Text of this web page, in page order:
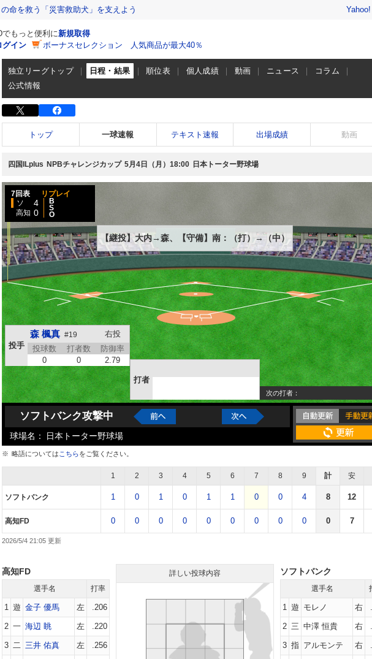
命を救う「災害救助犬」を支えよう
でもっと便利に新規取得
グイン
ボーナスセレクション 人気商品が最大40％
独立リーグトップ 日程・結果 順位表 個人成績 動画 ニュース
コラム
公式情報
トップ 一球速報 テキスト速報 出場成績 動画
四国ILplus NPBチャレンジカップ 5月4日（月） 18:00 日本トーター野球場
7回表
リプレイ
ソ
4
高知 0
B
S
O
【継投】大内→森、【守備】南：（打）→（中）
投手
森 楓真 #19
右投
投球数
打者数
防御率
0
0 2.79
打者
次の打者
ソフトバンク攻撃中
球場名： 日本トーター野球場
略語については こちらをご覧ください。
1 2 3 4 5 6 7 8 9 計 安
ソフトバンク 1 0 1 0 1 1 0 0 4 8 12
高知FD 0 0 0 0 0 0 0 0 0 0 7
2026/5/4 21:05
高知FD
選手名 打率
1 遊 金子 優馬 左 .206
2 一 海辺 眺 左 .220
3 二 三井 佑真 左 .256
詳しい投球内容 ソフトバンク
選手名
1 遊 モレノ 右
2 三 中澤 恒貴 右
3 指 アルモンテ 右